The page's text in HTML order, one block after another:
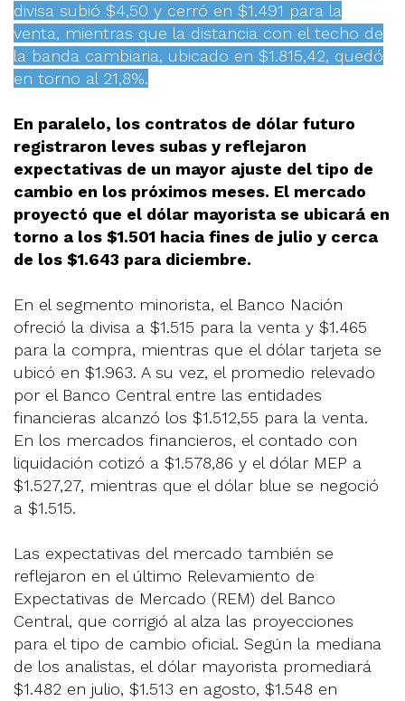
divisa subió $4,50 y cerró en $1.491 para la
venta, mientras que la distancia con el techo de
la banda cambiaria, ubicado en $1.815,42, quedó
en torno al 21,8%.
En paralelo, los contratos de dólar futuro
registraron leves subas y reflejaron
expectativas de un mayor ajuste del tipo de
cambio en los próximos meses. El mercado
proyectó que el dólar mayorista se ubicará en
torno a los $1.501 hacia fines de julio y cerca
de los $1.643 para diciembre.
En el segmento minorista, el Banco Nación
ofreció la divisa a $1.515 para la venta y $1.465
para la compra, mientras que el dólar tarjeta se
ubicó en $1.963. A su vez, el promedio relevado
por el Banco Central entre las entidades
financieras alcanzó los $1.512,55 para la venta.
En los mercados financieros, el contado con
liquidación cotizó a $1.578,86 y el dólar MEP a
$1.527,27, mientras que el dólar blue se negoció
a $1.515.
Las expectativas del mercado también se
reflejaron en el último Relevamiento de
Expectativas de Mercado (REM) del Banco
Central, que corrigió al alza las proyecciones
para el tipo de cambio oficial. Según la mediana
de los analistas, el dólar mayorista promediará
$1.482 en julio, $1.513 en agosto, $1.548 en